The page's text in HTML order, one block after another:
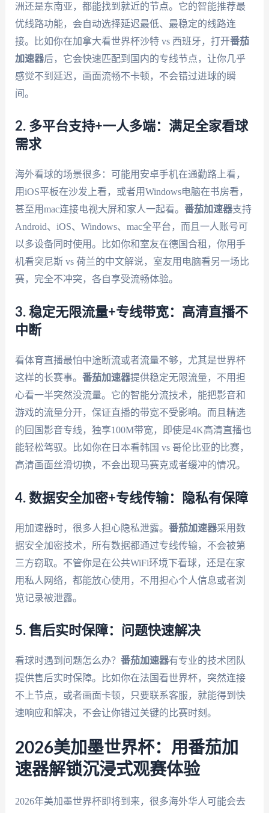
洲还是东南亚，都能找到就近的节点。它的智能推荐最
优线路功能，会自动选择延迟最低、最稳定的线路连
接。比如你在加拿大看世界杯沙特 vs 西班牙，打开番茄
加速器后，它会快速匹配到国内的专线节点，让你几乎
感觉不到延迟，画面流畅不卡顿，不会错过进球的瞬
间。
2. 多平台支持+一人多端：满足全家看球
需求
海外看球的场景很多：可能用安卓手机在通勤路上看，
用iOS平板在沙发上看，或者用Windows电脑在书房看，
甚至用mac连接电视大屏和家人一起看。 番茄加速器支持
Android、iOS、Windows、mac全平台，而且一人账号可
以多设备同时使用。比如你和室友在德国合租，你用手
机看突尼斯 vs 荷兰的中文解说，室友用电脑看另一场比
赛，完全不冲突，各自享受流畅体验。
3. 稳定无限流量+专线带宽：高清直播不
中断
看体育直播最怕中途断流或者流量不够，尤其是世界杯
这样的长赛事。 番茄加速器提供稳定无限流量，不用担
心看一半突然没流量。它的智能分流技术，能把影音和
游戏的流量分开，保证直播的带宽不受影响。而且精选
的回国影音专线，独享100M带宽，即使是4K高清直播也
能轻松驾驭。比如你在日本看韩国 vs 哥伦比亚的比赛，
高清画面丝滑切换，不会出现马赛克或者缓冲的情况。
4. 数据安全加密+专线传输：隐私有保障
用加速器时，很多人担心隐私泄露。 番茄加速器采用数
据安全加密技术，所有数据都通过专线传输，不会被第
三方窃取。不管你是在公共WiFi环境下看球，还是在家
用私人网络，都能放心使用，不用担心个人信息或者浏
览记录被泄露。
5. 售后实时保障：问题快速解决
看球时遇到问题怎么办？ 番茄加速器有专业的技术团队
提供售后实时保障。比如你在法国看世界杯，突然连接
不上节点，或者画面卡顿，只要联系客服，就能得到快
速响应和解决，不会让你错过关键的比赛时刻。
2026美加墨世界杯：用番茄加
速器解锁沉浸式观赛体验
2026年美加墨世界杯即将到来，很多海外华人可能会去